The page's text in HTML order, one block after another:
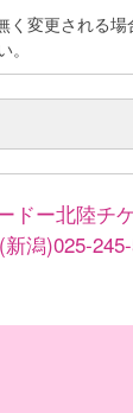
く変更される
ドー北陸
(新潟)025-